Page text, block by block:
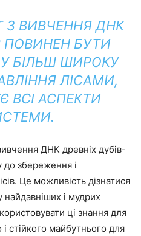
З ВИВЧЕННЯ ДНК
ПОВИНЕН БУТИ
БІЛЬШ ШИРОКУ
ЛІСАМИ,
ВСІ АСПЕКТИ
ДНК древніх дубів-
збереження і
Це можливість дізнатися
і мудрих
ці знання для
стійкого майбутнього для